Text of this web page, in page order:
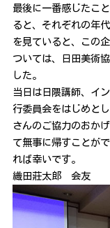
最後に一番感じたこ
ると、それぞれの年
を見ていると、この
ついては、日田美術
した。
当日は日隈講師、イ
行委員会をはじめと
さんのご協力のおか
て無事に帰すことが
れば幸いです。
織田莊太郎 会友